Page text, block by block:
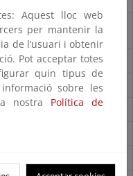
eléctricos y
110/2015?
Decreto 110/2015?
Real Decreto 110/2015?
Aquest lloc web
per mantenir la
de l’usuari i obtenir
Pot acceptar totes
quin tipus de
sobre les
nostra Política de